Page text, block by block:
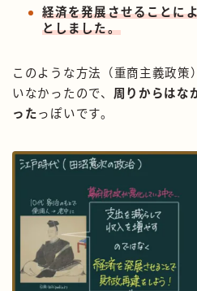
経済を発展させることに
としました。
このような方法（重商主義政策
いなかったので、 周りからはな
った っぽいです。